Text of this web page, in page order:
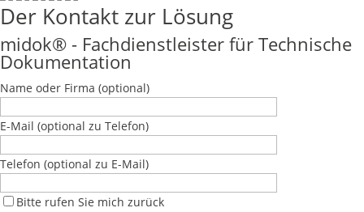
Der Kontakt zur Lösung
midok® - Fachdienstleister für Technische
Dokumentation
Name oder Firma (optional)
E-Mail (optional zu Telefon)
Telefon (optional zu E-Mail)
Bitte rufen Sie mich zurück